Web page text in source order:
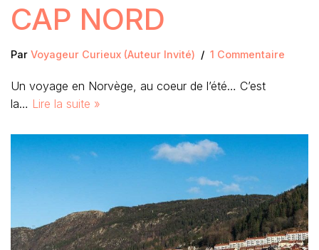
CAP NORD
Par Voyageur Curieux (Auteur Invité) 1 Commentaire
Un voyage en Norvège, au coeur de l’été… C’est
la… Lire la suite »